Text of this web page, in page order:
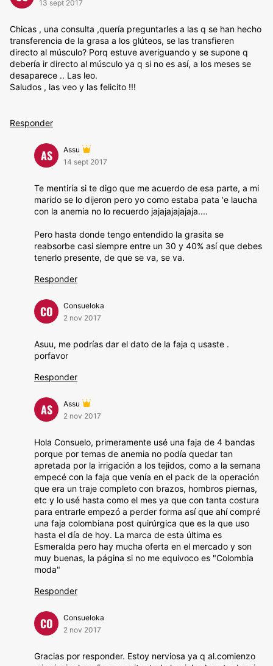
13 sept 2017
Chicas , una consulta ,quería preguntarles a las q se han hecho
transferencia de la grasa a los glúteos, se las transfieren
directo al músculo? Porq estuve averiguando y se supone q
debería ir directo al músculo ya q si no es así, a los meses se
desaparece .. Las leo.
Saludos , las veo y las felicito !!!
Responder
AS
Assu
14 sept 2017
Te mentiría si te digo que me acuerdo de esa parte, a mi
marido se lo dijeron pero yo como estaba pata 'e laucha
con la anemia no lo recuerdo jajajajajajaja....
Pero hasta donde tengo entendido la grasita se
reabsorbe casi siempre entre un 30 y 40% así que debes
tenerlo presente, de que se va, se va.
Responder
CO
Consueloka
2 nov 2017
Asuu, me podrías dar el dato de la faja q usaste .
porfavor
Responder
AS
Assu
2 nov 2017
Hola Consuelo, primeramente usé una faja de 4 bandas
porque por temas de anemia no podía quedar tan
apretada por la irrigación a los tejidos, como a la semana
empecé con la faja que venía en el pack de la operación
que era un traje completo con brazos, hombros piernas,
etc y lo usé hasta como el mes ya que con tanta costura
para entrarle empezó a perder forma así que ahí compré
una faja colombiana post quirúrgica que es la que uso
hasta el día de hoy. La marca de esta última es
Esmeralda pero hay mucha oferta en el mercado y son
muy buenas, la página si no me equivoco es "Colombia
moda"
Responder
CO
Consueloka
2 nov 2017
Gracias por responder. Estoy nerviosa ya q al.comienzo